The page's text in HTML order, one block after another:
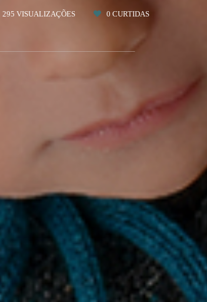
295 VISUALIZAÇÕES 0 CURTIDAS